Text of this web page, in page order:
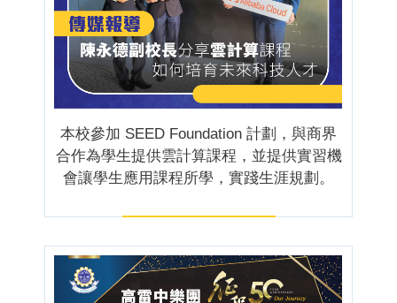
本校參加 SEED Foundation 計劃，與商界
合作為學生提供雲計算課程，並提供實習機
會讓學生應用課程所學，實踐生涯規劃。